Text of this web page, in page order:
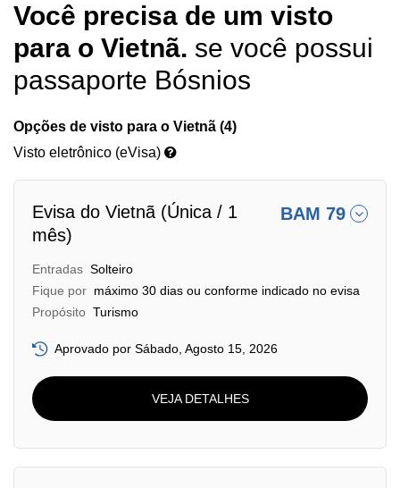
Você precisa de um visto
para o Vietnã. se você possui
passaporte Bósnios
Opções de visto para o Vietnã (4)
Visto eletrônico (eVisa)
Evisa do Vietnã (Única / 1
mês)
BAM 79
Entradas Solteiro
Fique por máximo 30 dias ou conforme indicado no evisa
Propósito Turismo
Aprovado por Sábado, Agosto 15, 2026
VEJA DETALHES